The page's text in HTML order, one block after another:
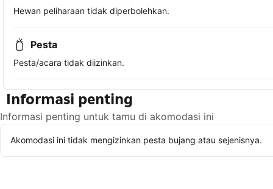
Hewan peliharaan tidak diperbolehkan.
Pesta
Pesta/acara tidak diizinkan.
Informasi penting
Informasi penting untuk tamu di akomodasi ini
Akomodasi ini tidak mengizinkan pesta bujang atau sejenisnya.